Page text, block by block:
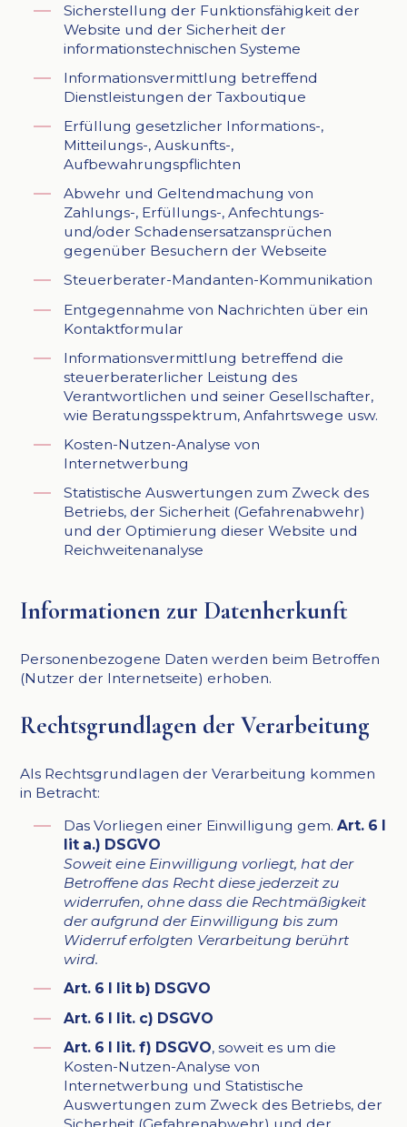
Sicherstellung der Funktionsfähigkeit der
Website und der Sicherheit der
informationstechnischen Systeme
Informationsvermittlung betreffend
Dienstleistungen der Taxboutique
Erfüllung gesetzlicher Informations-,
Mitteilungs-, Auskunfts-,
Aufbewahrungspflichten
Abwehr und Geltendmachung von
Zahlungs-, Erfüllungs-, Anfechtungs-
und/oder Schadensersatzansprüchen
gegenüber Besuchern der Webseite
Steuerberater-Mandanten-Kommunikation
Entgegennahme von Nachrichten über ein
Kontaktformular
Informationsvermittlung betreffend die
steuerberaterlicher Leistung des
Verantwortlichen und seiner Gesellschafter,
wie Beratungsspektrum, Anfahrtswege usw.
Kosten-Nutzen-Analyse von
Internetwerbung
Statistische Auswertungen zum Zweck des
Betriebs, der Sicherheit (Gefahrenabwehr)
und der Optimierung dieser Website und
Reichweitenanalyse
Informationen zur Datenherkunft
Personenbezogene Daten werden beim Betroffen
(Nutzer der Internetseite) erhoben.
Rechtsgrundlagen der Verarbeitung
Als Rechtsgrundlagen der Verarbeitung kommen
in Betracht:
Das Vorliegen einer Einwilligung gem.Art. 6 I
lit a.) DSGVO
Soweit eine Einwilligung vorliegt, hat der
Betroffene das Recht diese jederzeit zu
widerrufen, ohne dass die Rechtmäßigkeit
der aufgrund der Einwilligung bis zum
Widerruf erfolgten Verarbeitung berührt
wird.
Art. 6 I lit b) DSGVO
Art. 6 I lit. c) DSGVO
Art. 6 I lit. f) DSGVO, soweit es um die
Kosten-Nutzen-Analyse von
Internetwerbung und Statistische
Auswertungen zum Zweck des Betriebs, der